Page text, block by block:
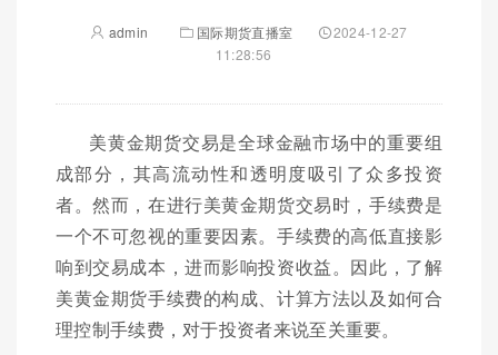
admin 国际期货直播室
2024-12-27
11:28:56
美黄金期货交易是全球金融市场中的重要组
成部分，其高流动性和透明度吸引了众多投资
者。然而，在进行美黄金期货交易时，手续费是
一个不可忽视的重要因素。手续费的高低直接影
响到交易成本，进而影响投资收益。因此，了解
美黄金期货手续费的构成、计算方法以及如何合
理控制手续费，对于投资者来说至关重要。